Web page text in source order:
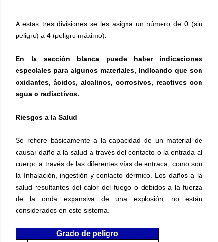
A estas tres divisiones se les asigna un número de 0 (sin
peligro) a 4 (peligro máximo).
En la sección blanca puede haber indicaciones
especiales para algunos materiales, indicando que son
oxidantes, ácidos, alcalinos, corrosivos, reactivos con
agua o radiactivos.
Riesgos a la Salud
Se refiere básicamente a la capacidad de un material de
causar daño a la salud a través del contacto o la entrada al
cuerpo a través de las diferentes vías de entrada, como son
la Inhalación, ingestión y contacto dérmico. Los daños a la
salud resultantes del calor del fuego o debidos a la fuerza
de la onda expansiva de una explosión, no están
considerados en este sistema.
Grado de peligro